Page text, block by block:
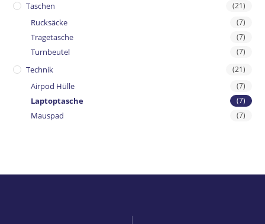
Taschen (21)
Rucksäcke (7)
Tragetasche (7)
Turnbeutel (7)
Technik (21)
Airpod Hülle (7)
Laptoptasche (7)
Mauspad (7)